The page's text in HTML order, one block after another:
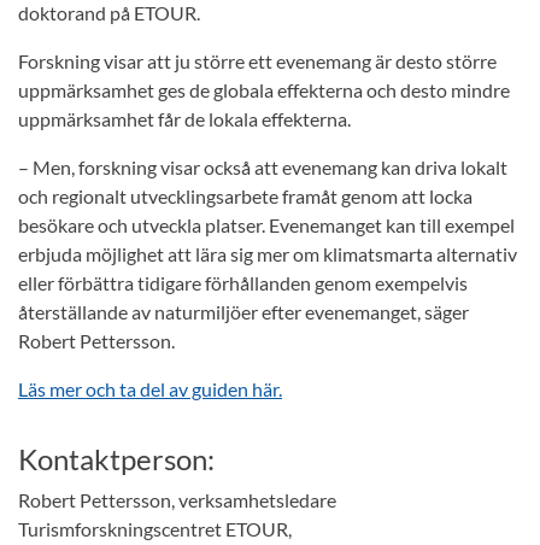
doktorand på ETOUR.
Forskning visar att ju större ett evenemang är desto större
uppmärksamhet ges de globala effekterna och desto mindre
uppmärksamhet får de lokala effekterna.
– Men, forskning visar också att evenemang kan driva lokalt
och regionalt utvecklingsarbete framåt genom att locka
besökare och utveckla platser. Evenemanget kan till exempel
erbjuda möjlighet att lära sig mer om klimatsmarta alternativ
eller förbättra tidigare förhållanden genom exempelvis
återställande av naturmiljöer efter evenemanget, säger
Robert Pettersson.
Läs mer och ta del av guiden här.
Kontaktperson:
Robert Pettersson, verksamhetsledare
Turismforskningscentret ETOUR,